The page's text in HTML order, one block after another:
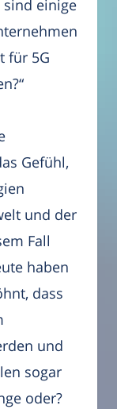
sind einige
für 5G
Gefühl,
und der
Fall
haben
dass
und
sogar
oder?